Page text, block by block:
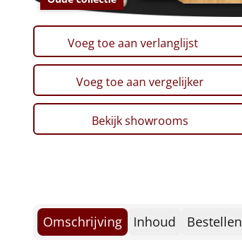
Voeg toe aan verlanglijst
Voeg toe aan vergelijker
Bekijk showrooms
Omschrijving Inhoud Bestellen